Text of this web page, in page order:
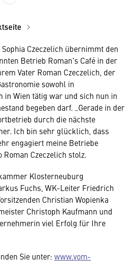
Czeczelich übernimmt den
Betrieb Roman's Café in der
Vater Roman Czeczelich, der
sowohl in
in Wien tätig war und sich nun in
begeben darf. „Gerade in der
durch die nächste
Ich bin sehr glücklich, dass
engagiert meine Betriebe
Czeczelich stolz.
Klosterneuburg
Fuchs, WK-Leiter Friedrich
Christian Wopienka
Christoph Kaufmann und
viel Erfolg für Ihre
Sie unter: www.vom-